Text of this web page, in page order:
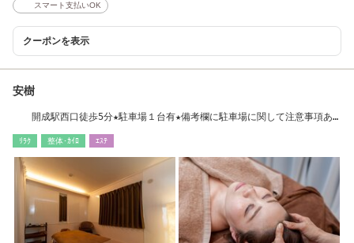
スマート支払いOK
クーポンを表示
安樹
開成駅西口徒歩5分★駐車場１台有★備考欄に駐車場に関して注意事項あ
ﾘﾗｸ 整体･ｶｲﾛ ｴｽﾃ